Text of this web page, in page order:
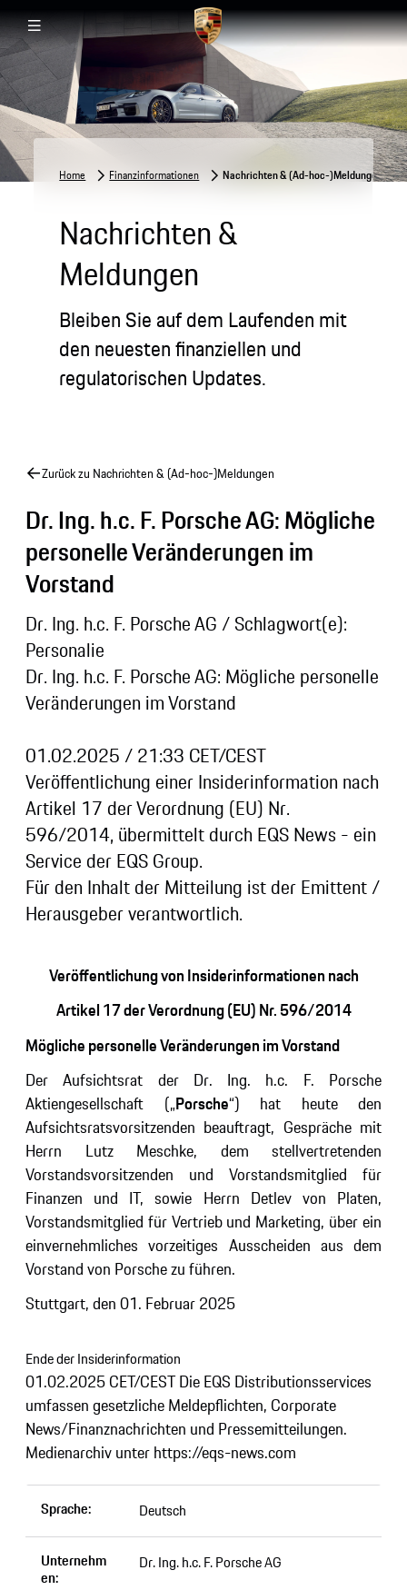
Home Finanzinformationen Nachrichten & (Ad-hoc-)Meldungen
Nachrichten &
Meldungen
Bleiben Sie auf dem Laufenden mit
den neuesten finanziellen und
regulatorischen Updates.
Zurück zu Nachrichten & (Ad-hoc-)Meldungen
Dr. Ing. h.c. F. Porsche AG: Mögliche
personelle Veränderungen im
Vorstand
Dr. Ing. h.c. F. Porsche AG / Schlagwort(e):
Personalie
Dr. Ing. h.c. F. Porsche AG: Mögliche personelle
Veränderungen im Vorstand
01.02.2025 / 21:33 CET/CEST
Veröffentlichung einer Insiderinformation nach
Artikel 17 der Verordnung (EU) Nr.
596/2014, übermittelt durch EQS News - ein
Service der EQS Group.
Für den Inhalt der Mitteilung ist der Emittent /
Herausgeber verantwortlich.
Veröffentlichung von Insiderinformationen nach
Artikel 17 der Verordnung (EU) Nr. 596/2014
Mögliche personelle Veränderungen im Vorstand
Der Aufsichtsrat der Dr. Ing. h.c. F. Porsche
Aktiengesellschaft („Porsche“) hat heute den
Aufsichtsratsvorsitzenden beauftragt, Gespräche mit
Herrn Lutz Meschke, dem stellvertretenden
Vorstandsvorsitzenden und Vorstandsmitglied für
Finanzen und IT, sowie Herrn Detlev von Platen,
Vorstandsmitglied für Vertrieb und Marketing, über ein
einvernehmliches vorzeitiges Ausscheiden aus dem
Vorstand von Porsche zu führen.
Stuttgart, den 01. Februar 2025
Ende der Insiderinformation
01.02.2025 CET/CEST Die EQS Distributionsservices
umfassen gesetzliche Meldepflichten, Corporate
News/Finanznachrichten und Pressemitteilungen.
Medienarchiv unter https://eqs-news.com
Sprache: Deutsch
Unternehm
en:
Dr. Ing. h.c. F. Porsche AG